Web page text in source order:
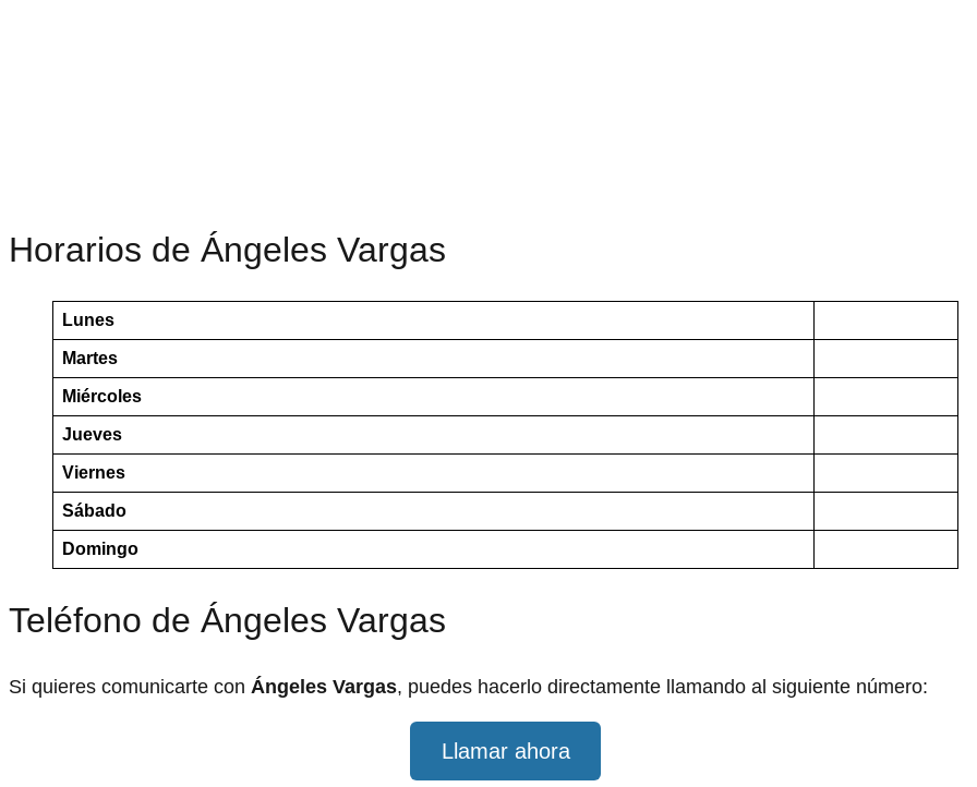
Horarios de Ángeles Vargas
Lunes
Martes
Miércoles
Jueves
Viernes
Sábado
Domingo
Teléfono de Ángeles Vargas
Si quieres comunicarte con Ángeles Vargas, puedes hacerlo directamente llamando al siguiente número:
Llamar ahora